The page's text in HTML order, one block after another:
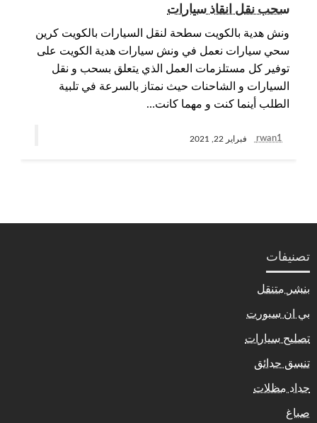
سحب نقل انقاذ سيارات
ونش هدية بالكويت سطحة لنقل السيارات بالكويت كرين
سحي سيارات نعمل في ونش سيارات هدية الكويت على
توفير كل مستلزمات العمل الذي يتعلق بسحب و نقل
السيارات و الشاحنات حيث نمتاز بالسرعة في تلبية
الطلب أينما كنت و مهما كانت…
rwan1 فبراير 22, 2021
تصنيفات
بنشر متنقل
بي ان سبورت
تصليح سيارات
تنسق حدائق
حداد مظلات
صباغ